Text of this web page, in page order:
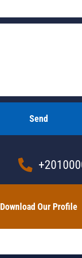
Send
Download Our Profile